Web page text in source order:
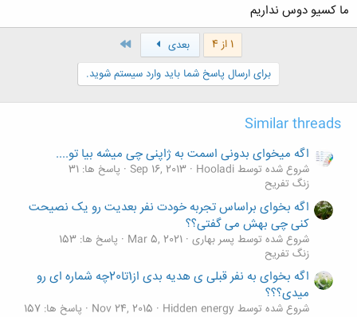
ما کسیو دوس نداریم
1 از 4 بعدی
برای ارسال پاسخ شما باید وارد سیستم شوید.
Similar threads
اگه میخوای بدونی اسمت به ژاپنی چی میشه بیا تو....
شروع شده توسط Hooladi Sep 16, 2013 پاسخ ها: 31
زنگ تفريح
اگه بخوای براساس تجربه خودت نفر بعدیت رو یک نصیحت
کنی چی بهش می گفتی؟؟
شروع شده توسط پسر بهاری Mar 5, 2021
پاسخ ها: 153
زنگ تفريح
اگه بخوای به نفر قبلی ی هدیه بدی از1تا20چه شماره ای رو
میدی؟؟؟
شروع شده توسط Hidden energy Nov 24, 2015
پاسخ ها: 157